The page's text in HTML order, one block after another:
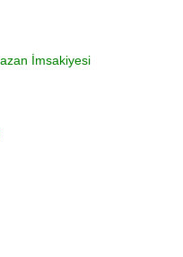
İmsakiyesi